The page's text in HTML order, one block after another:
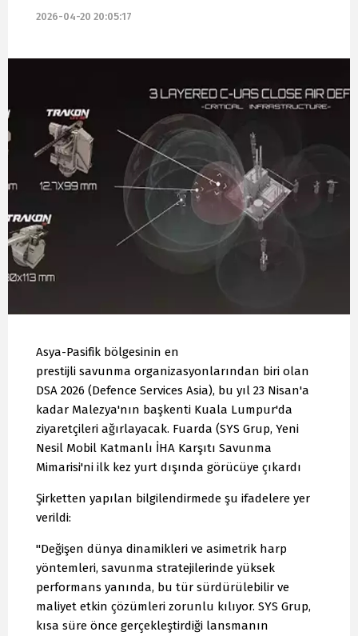
2026-04-20 20:05:17
Asya-Pasifik bölgesinin en
prestijli savunma organizasyonlarından biri olan
DSA 2026 (Defence Services Asia), bu yıl 23 Nisan'a
kadar Malezya'nın başkenti Kuala Lumpur'da
ziyaretçileri ağırlayacak. Fuarda (SYS Grup, Yeni
Nesil Mobil Katmanlı İHA Karşıtı Savunma
Mimarisi'ni ilk kez yurt dışında görücüye çıkardı
Şirketten yapılan bilgilendirmede şu ifadelere yer
verildi:
"Değişen dünya dinamikleri ve asimetrik harp
yöntemleri, savunma stratejilerinde yüksek
performans yanında, bu tür sürdürülebilir ve
maliyet etkin çözümleri zorunlu kılıyor. SYS Grup,
kısa süre önce gerçekleştirdiği lansmanın